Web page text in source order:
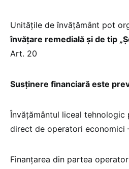
Unitățile de învățământ pot
învățare remedială și de tip
Art. 20
Susținere financiară este
Învățământul liceal tehnologic
direct de operatori economici
Finanțarea din partea